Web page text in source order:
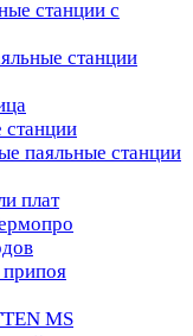
станции с
станции
станции
паяльные станции
плат
MS